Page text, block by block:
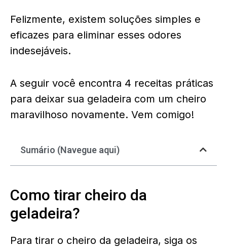
Felizmente, existem soluções simples e
eficazes para eliminar esses odores
indesejáveis.
A seguir você encontra 4 receitas práticas
para deixar sua geladeira com um cheiro
maravilhoso novamente. Vem comigo!
Sumário (Navegue aqui)
Como tirar cheiro da
geladeira?
Para tirar o cheiro da geladeira, siga os